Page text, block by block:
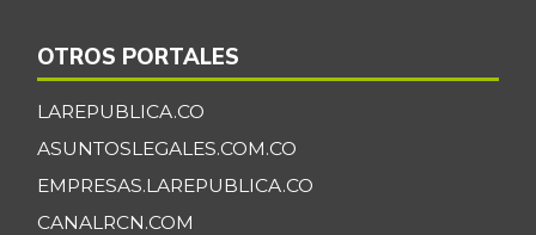
OTROS PORTALES
LAREPUBLICA.CO
ASUNTOSLEGALES.COM.CO
EMPRESAS.LAREPUBLICA.CO
CANALRCN.COM